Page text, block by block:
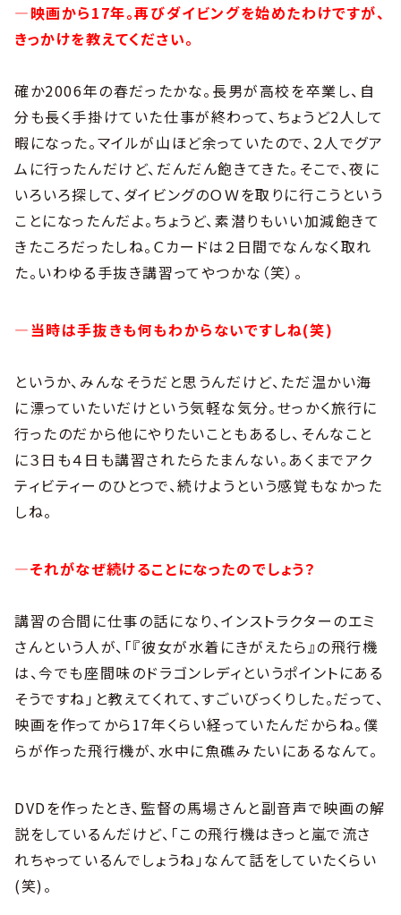
―映画から17年。再びダイビングを始めたわけですが、
きっかけを教えてください。
確か2006年の春だったかな。長男が高校を卒業し、自
分も長く手掛けていた仕事が終わって、ちょうど2人して
暇になった。マイルが山ほど余っていたので、２人でグア
ムに行ったんだけど、だんだん飽きてきた。そこで、夜に
いろいろ探して、ダイビングのＯＷを取りに行こうという
ことになったんだよ。ちょうど、素潜りもいい加減飽きて
きたころだったしね。Ｃカードは２日間でなんなく取れ
た。いわゆる手抜き講習ってやつかな（笑）。
―当時は手抜きも何もわからないですしね(笑)
というか、みんなそうだと思うんだけど、ただ温かい海
に漂っていたいだけという気軽な気分。せっかく旅行に
行ったのだから他にやりたいこともあるし、そんなこと
に３日も４日も講習されたらたまんない。あくまでアク
ティビティーのひとつで、続けようという感覚もなかった
しね。
―それがなぜ続けることになったのでしょう？
講習の合間に仕事の話になり、インストラクターのエミ
さんという人が、「『彼女が水着にきがえたら』の飛行機
は、今でも座間味のドラゴンレディというポイントにある
そうですね」と教えてくれて、すごいびっくりした。だって、
映画を作ってから17年くらい経っていたんだからね。僕
らが作った飛行機が、水中に魚礁みたいにあるなんて。
DVDを作ったとき、監督の馬場さんと副音声で映画の解
説をしているんだけど、「この飛行機はきっと嵐で流さ
れちゃっているんでしょうね」なんて話をしていたくらい
(笑)。